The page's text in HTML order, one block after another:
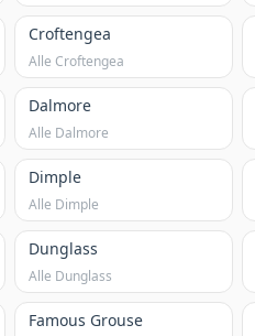
Croftengea
Alle Croftengea
Dalmore
Alle Dalmore
Dimple
Alle Dimple
Dunglass
Alle Dunglass
Famous Grouse